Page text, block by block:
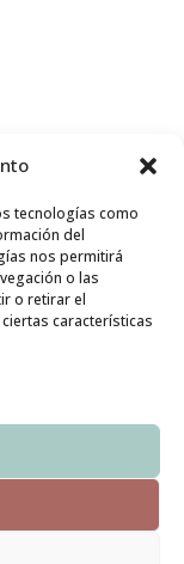
tecnologías como
del
nos permitirá
o las
o retirar el
características